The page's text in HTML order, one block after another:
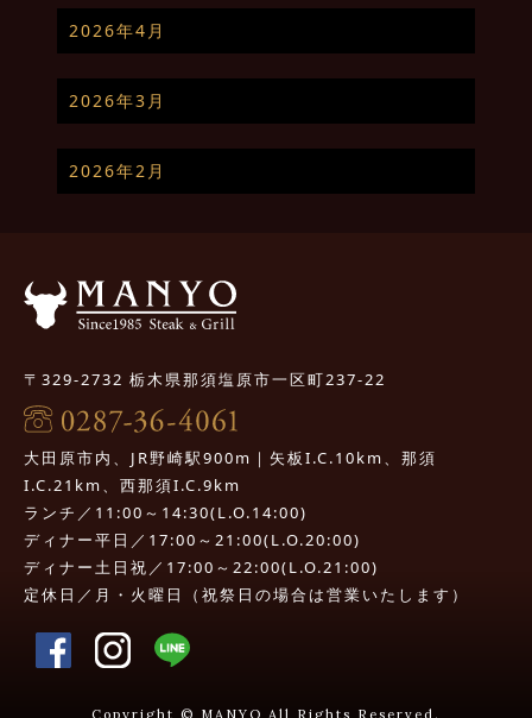
2026年4月
2026年3月
2026年2月
〒329-2732 栃木県那須塩原市一区町237-22
大田原市内、JR野崎駅900m｜矢板I.C.10km、那須
I.C.21km、西那須I.C.9km
ランチ／11:00～14:30(L.O.14:00)
ディナー平日／17:00～21:00(L.O.20:00)
ディナー土日祝／17:00～22:00(L.O.21:00)
定休日／月・火曜日（祝祭日の場合は営業いたします）
Copyright © MANYO All Rights Reserved.